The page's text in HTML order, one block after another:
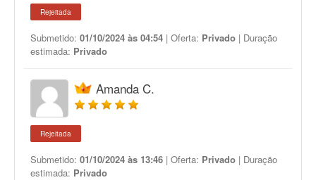
Rejeitada
Submetido: 01/10/2024 às 04:54 | Oferta: Privado | Duração
estimada: Privado
Amanda C.
Rejeitada
Submetido: 01/10/2024 às 13:46 | Oferta: Privado | Duração
estimada: Privado